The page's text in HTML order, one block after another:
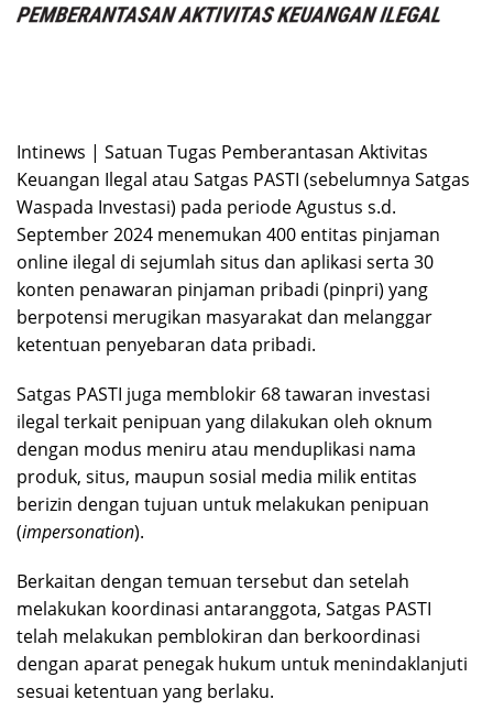
Intinews | Satuan Tugas Pemberantasan Aktivitas
Keuangan Ilegal atau Satgas PASTI (sebelumnya Satgas
Waspada Investasi) pada periode Agustus s.d.
September 2024 menemukan 400 entitas pinjaman
online ilegal di sejumlah situs dan aplikasi serta 30
konten penawaran pinjaman pribadi (pinpri) yang
berpotensi merugikan masyarakat dan melanggar
ketentuan penyebaran data pribadi.
Satgas PASTI juga memblokir 68 tawaran investasi
ilegal terkait penipuan yang dilakukan oleh oknum
dengan modus meniru atau menduplikasi nama
produk, situs, maupun sosi​al media milik entitas
berizin dengan tujuan untuk melakukan penipuan
(impersonation).
Berkaitan dengan temuan tersebut dan setelah
melakukan koordinasi antaranggota, Satgas PASTI
telah melakukan pemblokiran dan berkoordinasi
dengan aparat penegak hukum untuk menindaklanjuti
sesuai ketentuan yang berlaku.